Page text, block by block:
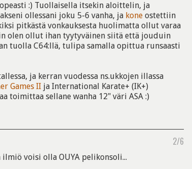
:) Tuollaisella itsekin aloittelin, ja
ollessani joku 5-6 vanha, ja kone ostettiin
pitkästä vonkauksesta huolimatta ollut varaa
olen ollut ihan tyytyväinen siitä että jouduin
tuolla C64:llä, tulipa samalla opittua runsaasti
ja kerran vuodessa ns.ukkojen illassa
Games II ja International Karate+ (IK+)
toimittaa sellane wanha 12" väri ASA :)
2/6
ilmiö voisi olla OUYA pelikonsoli...